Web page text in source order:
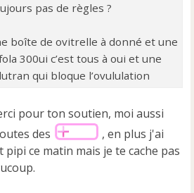
pas de règles ?
boîte de ovitrelle à donné et une
300ui c’est tous à oui et une
qui bloque l’ovululation
pour ton soutien, moi aussi
des
, en plus j'ai
ce matin mais je te cache pas